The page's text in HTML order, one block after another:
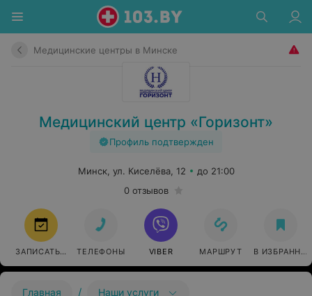
Медицинские центры в Минске
Медицинский центр «Горизонт»
Профиль подтвержден
Минск, ул. Киселёва, 12
до 21:00
0 отзывов
ЗАПИСАТЬСЯ ТЕЛЕФОНЫ VIBER МАРШРУТ В ИЗБРАННОЕ
Главная / Наши услуги